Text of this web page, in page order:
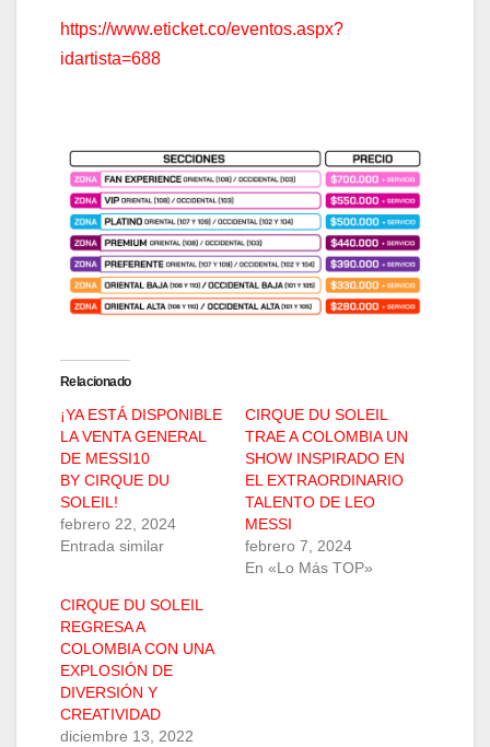
https://www.eticket.co/eventos.aspx?
idartista=688
Relacionado
¡YA ESTÁ DISPONIBLE
LA VENTA GENERAL
DE MESSI10
BY CIRQUE DU
SOLEIL!
febrero 22, 2024
Entrada similar
CIRQUE DU SOLEIL
TRAE A COLOMBIA UN
SHOW INSPIRADO EN
EL EXTRAORDINARIO
TALENTO DE LEO
MESSI
febrero 7, 2024
En «Lo Más TOP»
CIRQUE DU SOLEIL
REGRESA A
COLOMBIA CON UNA
EXPLOSIÓN DE
DIVERSIÓN Y
CREATIVIDAD
diciembre 13, 2022